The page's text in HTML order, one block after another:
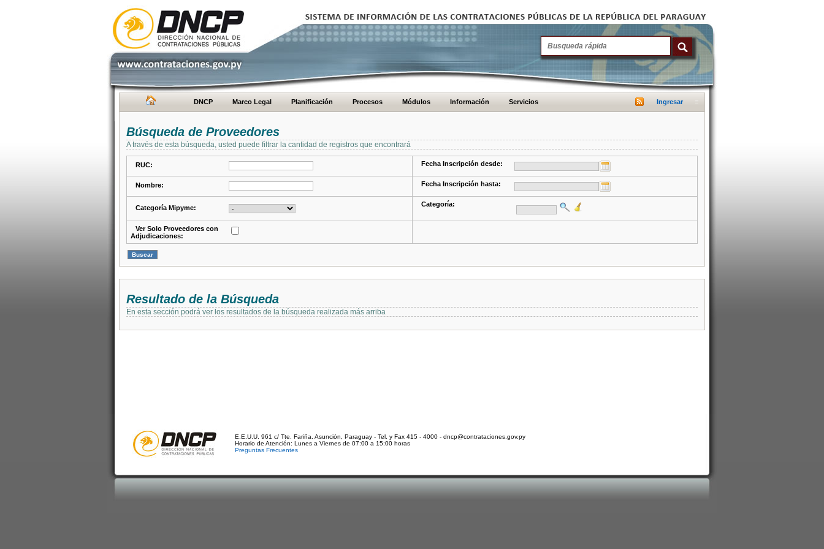
DNCP Marco Legal Planificación Procesos Módulos Información Servicios Ingresar
Búsqueda de Proveedores
A través de esta búsqueda, usted puede filtrar la cantidad de registros que encontrará
RUC: Fecha Inscripción desde:
Nombre: Fecha Inscripción hasta:
Categoría Mipyme: Categoría:
Ver Solo Proveedores con
Adjudicaciones:
Resultado de la Búsqueda
En esta sección podrá ver los resultados de la búsqueda realizada más arriba
E.E.U.U. 961 c/ Tte. Fariña. Asunción, Paraguay - Tel. y Fax 415 - 4000 - dncp@contrataciones.gov.py
Horario de Atención: Lunes a Viernes de 07:00 a 15:00 horas
Preguntas Frecuentes